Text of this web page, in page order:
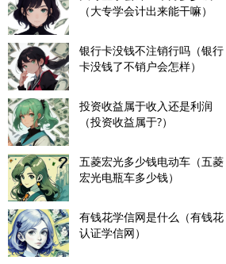
（大专学会计出来能干嘛）
银行卡没钱不注销行吗（银行
卡没钱了不销户会怎样）
投资收益属于收入还是利润
（投资收益属于?）
五菱宏光多少钱电动车（五菱
宏光电瓶车多少钱）
有钱花学信网是什么（有钱花
认证学信网）